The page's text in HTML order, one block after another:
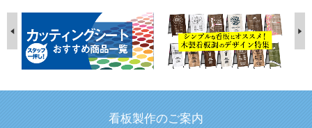
看板製作のご案内